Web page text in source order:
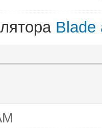
Blade